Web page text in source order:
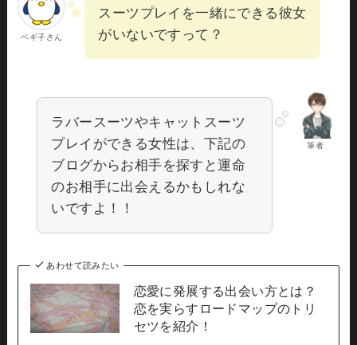
ペギ子さん
スーツプレイを一緒にできる彼女
がいないですって？
筆者
ラバースーツやキャットスーツ
プレイができる女性は、下記の
ブログからお相手を探すと運命
のお相手に出会えるかもしれな
いですよ！！
あわせて読みたい
恋愛に発展する出会い方とは？
恋を実らすロードマップのトリ
セツを紹介！